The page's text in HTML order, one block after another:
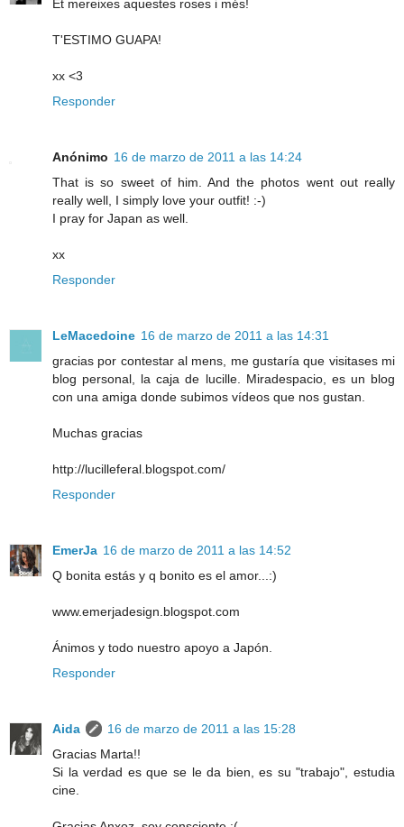
Et mereixes aquestes roses i més!
T'ESTIMO GUAPA!
xx <3
Responder
Anónimo 16 de marzo de 2011 a las 14:24
That is so sweet of him. And the photos went out really
really well, I simply love your outfit! :-)
I pray for Japan as well.
xx
Responder
LeMacedoine 16 de marzo de 2011 a las 14:31
gracias por contestar al mens, me gustaría que visitases mi
blog personal, la caja de lucille. Miradespacio, es un blog
con una amiga donde subimos vídeos que nos gustan.
Muchas gracias
http://lucilleferal.blogspot.com/
Responder
EmerJa 16 de marzo de 2011 a las 14:52
Q bonita estás y q bonito es el amor...:)
www.emerjadesign.blogspot.com
Ánimos y todo nuestro apoyo a Japón.
Responder
Aida
16 de marzo de 2011 a las 15:28
Gracias Marta!!
Si la verdad es que se le da bien, es su "trabajo", estudia
cine.